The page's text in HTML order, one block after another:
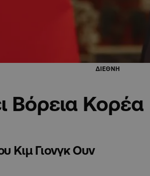
ΔΙΕΘΝΗ
Βόρεια Κορέα
Κιμ Γιονγκ Ουν